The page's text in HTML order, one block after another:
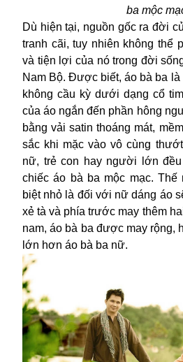
ba mộc
Dù hiện tại, nguồn gốc ra đời
tranh cãi, tuy nhiên không thể
và tiện lợi của nó trong đời
Nam Bộ. Được biết, áo bà ba
không cầu kỳ dưới dạng cổ
của áo ngắn đến phần hông
bằng vải satin thoáng mát,
sắc khi mặc vào vô cùng
nữ, trẻ con hay người lớn
chiếc áo bà ba mộc mạc. Thế
biệt nhỏ là đối với nữ dáng áo
xẻ tà và phía trước may thêm
nam, áo bà ba được may rộng,
lớn hơn áo bà ba nữ.